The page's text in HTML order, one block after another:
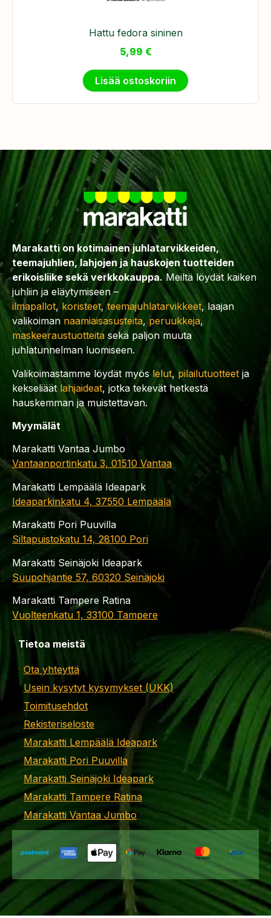
Hattu fedora sininen
5,99 €
Lisää ostoskoriin
Marakatti on kotimainen juhlatarvikkeiden,
teemajuhlien, lahjojen ja hauskojen tuotteiden
erikoisliike sekä verkkokauppa. Meiltä löydät kaiken
juhliin ja eläytymiseen –
ilmapallot, koristeet,teemajuhlatarvikkeet, laajan
valikoiman naamiaisasusteita, peruukkeja,
maskeeraustuotteita sekä paljon muuta
juhlatunnelman luomiseen.
Valikoimastamme löydät myös lelut,pilailutuotteet ja
kekseliäät lahjaideat, jotka tekevät hetkestä
hauskemman ja muistettavan.
Myymälät
Marakatti Vantaa Jumbo
Vantaanportinkatu 3, 01510 Vantaa
Marakatti Lempäälä Ideapark
Ideaparkinkatu 4, 37550 Lempäälä
Marakatti Pori Puuvilla
Siltapuistokatu 14, 28100 Pori
Marakatti Seinäjoki Ideapark
Suupohjantie 57, 60320 Seinäjoki
Marakatti Tampere Ratina
Vuolteenkatu 1, 33100 Tampere
Tietoa meistä
Ota yhteyttä
Usein kysytyt kysymykset (UKK)
Toimitusehdot
Rekisteriseloste
Marakatti Lempäälä Ideapark
Marakatti Pori Puuvilla
Marakatti Seinäjoki Ideapark
Marakatti Tampere Ratina
Marakatti Vantaa Jumbo